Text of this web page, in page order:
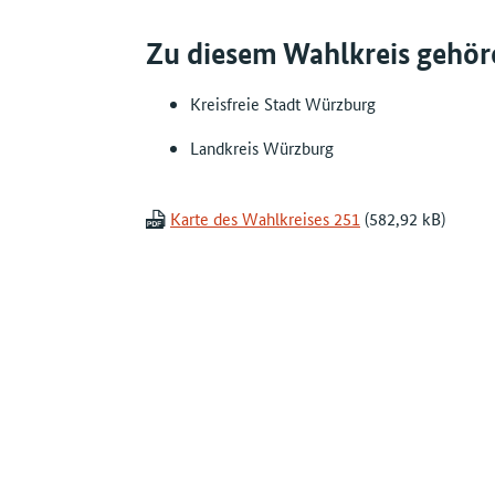
Zu diesem Wahlkreis
Kreisfreie Stadt Würzburg
Landkreis Würzburg
Karte des Wahlkreises 251